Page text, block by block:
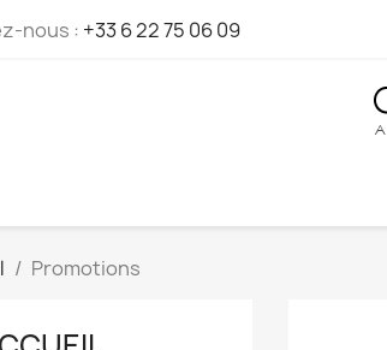
nous : +33 6 22 75 06 09
Promotions